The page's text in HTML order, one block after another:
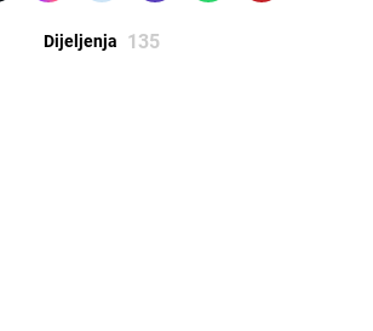
Dijeljenja 135